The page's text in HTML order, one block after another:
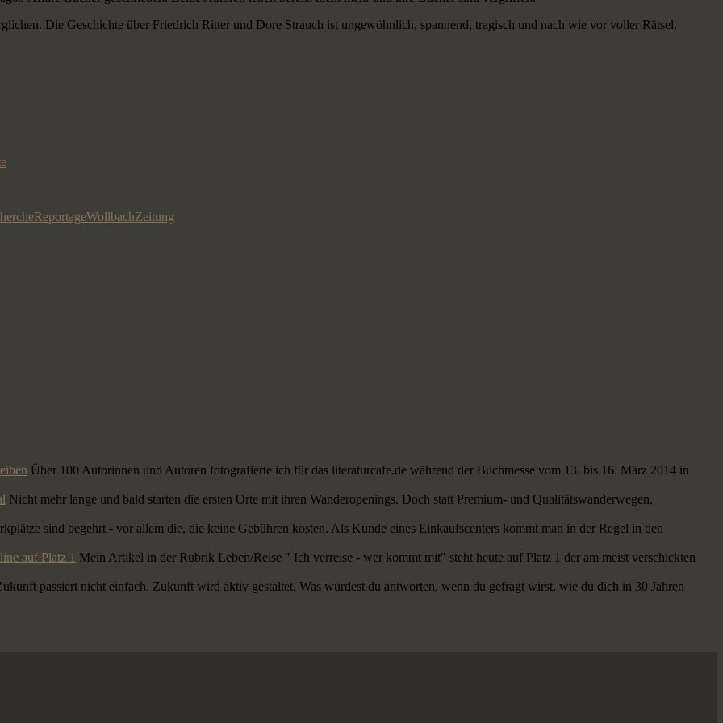
Die Geschichte über Friedrich Ritter und Dore Strauch ist ungewöhnlich, spannend, tragisch und nach wie vor voller Rätsel.
ReportageWollbachZeitung
Über 100 Autorinnen und Autoren fotografierte ich für das literaturcafe.de während der Buchmesse vom 13. bis 16. März 2014 in
Nicht mehr lange und bald starten die ersten Orte mit ihren Wanderopenings. Doch statt Premium- und Qualitätswanderwegen,
sind begehrt - vor allem die, die keine Gebühren kosten. Als Kunde eines Einkaufscenters kommt man in der Regel in den
auf Platz 1 Mein Artikel in der Rubrik Leben/Reise " Ich verreise - wer kommt mit" steht heute auf Platz 1 der am meist verschickten
passiert nicht einfach. Zukunft wird aktiv gestaltet. Was würdest du antworten, wenn du gefragt wirst, wie du dich in 30 Jahren